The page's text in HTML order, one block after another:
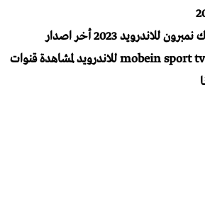
2023 أخر اصدار
تحميل تطبيق mobein sport tv apk للاندرويد لمشاهدة قنوات